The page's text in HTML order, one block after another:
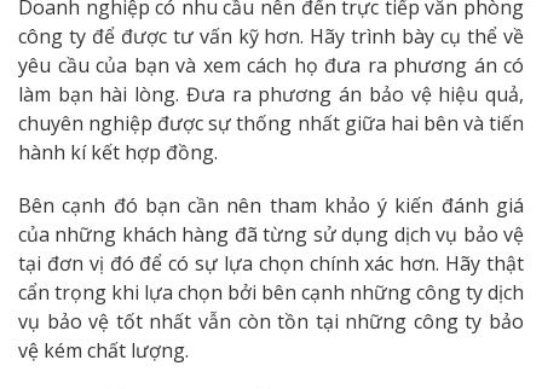
Doanh nghiệp có nhu cầu nên đến trực tiếp văn phòng
công ty để được tư vấn kỹ hơn. Hãy trình bày cụ thể về
yêu cầu của bạn và xem cách họ đưa ra phương án có
làm bạn hài lòng. Đưa ra phương án bảo vệ hiệu quả,
chuyên nghiệp được sự thống nhất giữa hai bên và tiến
hành kí kết hợp đồng.
Bên cạnh đó bạn cần nên tham khảo ý kiến đánh giá
của những khách hàng đã từng sử dụng dịch vụ bảo vệ
tại đơn vị đó để có sự lựa chọn chính xác hơn. Hãy thật
cẩn trọng khi lựa chọn bởi bên cạnh những công ty dịch
vụ bảo vệ tốt nhất vẫn còn tồn tại những công ty bảo
vệ kém chất lượng.